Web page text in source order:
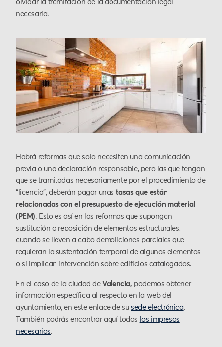
olvidar la tramitación de la documentación legal
necesaria.
Habrá reformas que solo necesiten una comunicación
previa o una declaración responsable, pero las que tengan
que se tramitadas necesariamente por el procedimiento de
“licencia”, deberán pagar unas tasas que están
relacionadas con el presupuesto de ejecución material
(PEM). Esto es así en las reformas que supongan
sustitución o reposición de elementos estructurales,
cuando se lleven a cabo demoliciones parciales que
requieran la sustentación temporal de algunos elementos
o si implican intervención sobre edificios catalogados.
En el caso de la ciudad deValencia, podemos obtener
información específica al respecto en la web del
ayuntamiento, en este enlace de susede electrónica.
También podrás encontrar aquí todos los impresos
necesarios.